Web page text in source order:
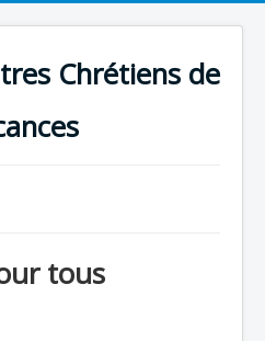
Chrétiens de
VACANCES .
2026
tous